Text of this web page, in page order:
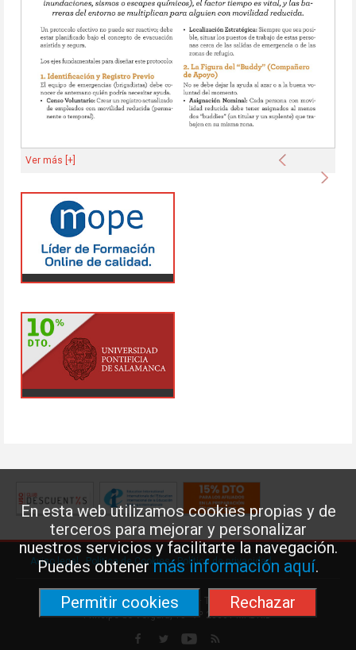
En esta web utilizamos cookies propias y de
terceros para mejorar y personalizar
nuestros servicios y facilitarte la navegación.
Puedes obtenermás información aquí.
Permitir cookies
Rechazar
Anterior
Ver más [+]
Aviso legal Política de Cookies· Política de privacidad
Federación de Enseñanza de USO · Teléfono: 91 577 41 13 ·
Príncipe de Vergara, 13 · 7º 28001 MADRID